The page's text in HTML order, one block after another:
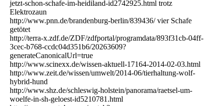
jetzt-schon-schafe-im-heidiland-id2742925.html trotz
Elektrozaun
http://www.pnn.de/brandenburg-berlin/839436/ vier Schafe
getötet
http://terra-x.zdf.de/ZDF/zdfportal/programdata/893f31cb-04ff-
3cec-b768-ccdc04d351b6/20263609?
generateCanonicalUrl=true
http://www.scinexx.de/wissen-aktuell-17164-2014-02-03.html
http://www.zeit.de/wissen/umwelt/2014-06/tierhaltung-wolf-
hybrid-hund
http://www.shz.de/schleswig-holstein/panorama/raetsel-um-
woelfe-in-sh-geloest-id5210781.html